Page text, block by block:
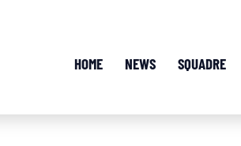
HOME NEWS SQUADRE